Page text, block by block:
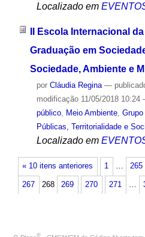
Localizado em
II Escola Internacional
Graduação em
Sociedade, Ambiente e
por Cláudia Regina —
modificação11/05/2018 10:24
público, Meio Ambiente,
Públicas, Territorialidade e
Localizado em
« 10 itens anteriores 1 … 265
267 268 269 270 271 …
®